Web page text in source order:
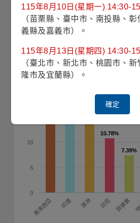
投資國家(%)(2026/06/
24.86%
24.86%
14.77%
14.77%
10.78%
10.78%
7.39%
7.39%
馬來西亞 印度 澳洲 印尼 菲律賓
0
5
10
25
115年8月10日(星期一) 14:30-
（苗栗縣、臺中市、南投縣、
義縣及嘉義市）。
115年8月13日(星期四) 14:30-
（臺北市、新北市、桃園市、
隆市及宜蘭縣）。
確定